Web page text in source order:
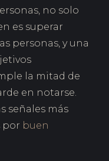
no solo
es superar
personas, y una
la mitad de
en notarse.
señales más
por buen